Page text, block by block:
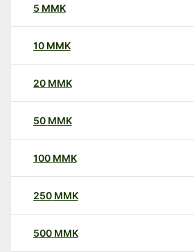
5 MMK
10 MMK
20 MMK
50 MMK
100 MMK
250 MMK
500 MMK